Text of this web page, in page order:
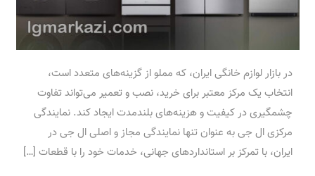
در بازار لوازم خانگی ایران، که مملو از گزینه‌های متعدد است،
انتخاب یک مرکز معتبر برای خرید، نصب و تعمیر می‌تواند تفاوت
چشمگیری در کیفیت و هزینه‌های بلندمدت ایجاد کند. نمایندگی
مرکزی ال جی به عنوان تنها نمایندگی مجاز و اصلی ال جی در
ایران، با تمرکز بر استانداردهای جهانی، خدمات خود را با قطعات […]